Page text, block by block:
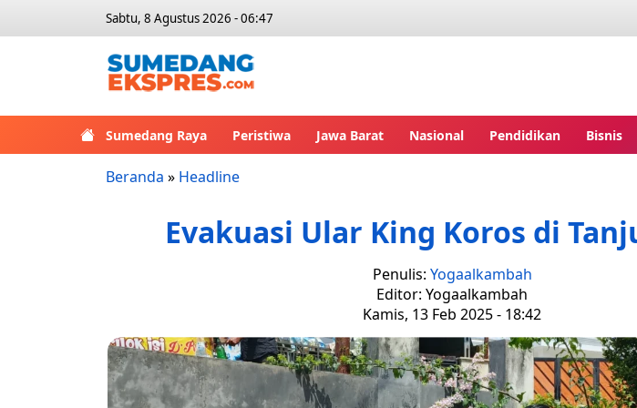
Sabtu, 8 Agustus 2026 - 06:47
Sumedang Raya Peristiwa Jawa Barat Nasional Pendidikan Bisnis
Beranda » Headline
Evakuasi Ular King Koros di
Penulis: Yogaalkambah
Editor: Yogaalkambah
Kamis, 13 Feb 2025 - 18:42